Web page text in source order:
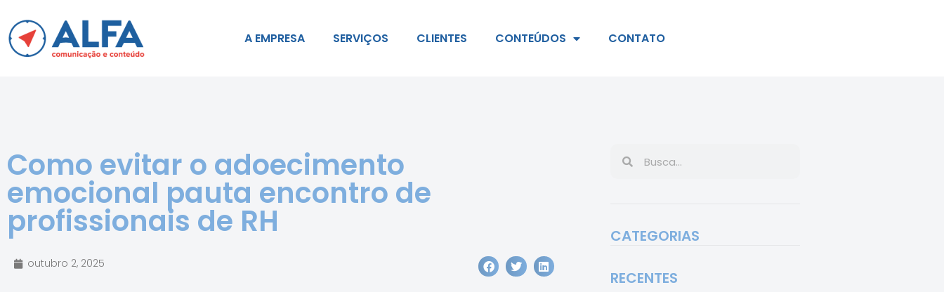
A EMPRESA SERVIÇOS CLIENTES CONTEÚDOS CONTATO
Como evitar o adoecimento
emocional pauta encontro de
profissionais de RH
outubro 2, 2025
CATEGORIAS
RECENTES